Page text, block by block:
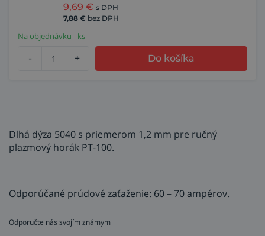
9,69 € s DPH
7,88 € bez DPH
Na objednávku - ks
- + Do košíka
Dlhá dýza 5040 s priemerom 1,2 mm pre ručný
plazmový horák PT-100.
Odporúčané prúdové zaťaženie: 60 – 70 ampérov.
Odporučte nás svojím známym